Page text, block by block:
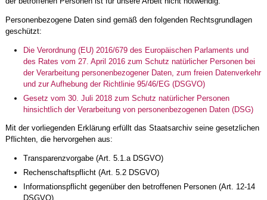
Personenbezogene Daten sind gemäß den folgenden Rechtsgrundlagen
geschützt:
Die Verordnung (EU) 2016/679 des Europäischen Parlaments und
des Rates vom 27. April 2016 zum Schutz natürlicher Personen bei
der Verarbeitung personenbezogener Daten, zum freien Datenverkehr
und zur Aufhebung der Richtlinie 95/46/EG (DSGVO)
Gesetz vom 30. Juli 2018 zum Schutz natürlicher Personen
hinsichtlich der Verarbeitung von personenbezogenen Daten (DSG)
Mit der vorliegenden Erklärung erfüllt das Staatsarchiv seine gesetzlichen
Pflichten, die hervorgehen aus:
Transparenzvorgabe (Art. 5.1.a DSGVO)
Rechenschaftspflicht (Art. 5.2 DSGVO)
Informationspflicht gegenüber den betroffenen Personen (Art. 12-14
DSGVO)